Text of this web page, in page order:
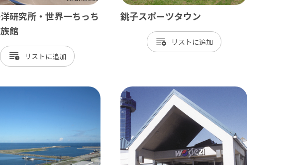
山武市
九十九里町
一宮町
睦沢町
長生村
白子町
研究所・世界一ちっち
館
リスト
銚子スポーツタウン
リスト